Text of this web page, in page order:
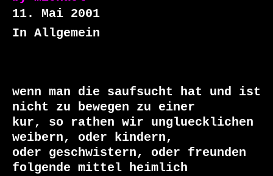
11. Mai 2001
In Allgemein
wenn man die saufsucht hat und ist
nicht zu bewegen zu einer
kur, so rathen wir ungluecklichen
weibern, oder kindern,
oder geschwistern, oder freunden
folgende mittel heimlich